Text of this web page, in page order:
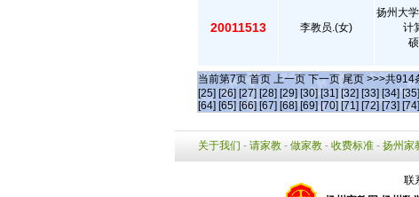
20011513 李教员.(女)
扬州大
计
当前第7页 首页 上一页 下一页 尾页 >>>共914
[25] [26] [27] [28] [29] [30] [31] [32] [33] [34] [35]
[64] [65] [66] [67] [68] [69] [70] [71] [72] [73] [74]
关于我们 - 请家教 - 做家教 - 收费标准 - 扬州家
联